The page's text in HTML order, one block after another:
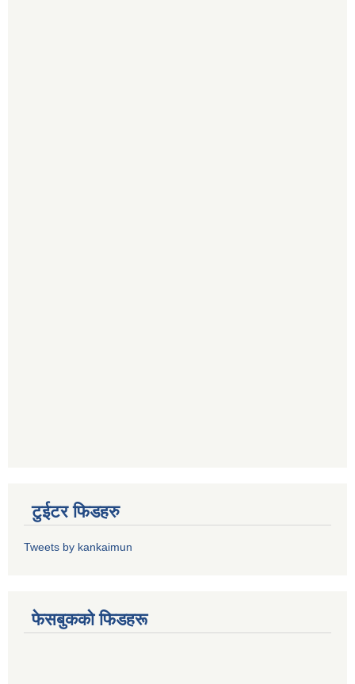
टुईटर फिडहरु
Tweets by kankaimun
फेसबुकको फिडहरू